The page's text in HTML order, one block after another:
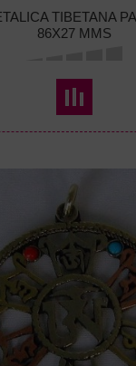
TIBETANA
86X27 MMS